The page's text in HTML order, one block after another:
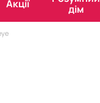
Акції
дім